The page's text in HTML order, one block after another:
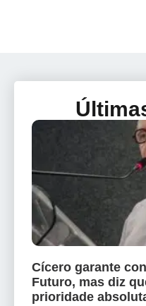
Cícero garante
Futuro, mas diz
prioridade